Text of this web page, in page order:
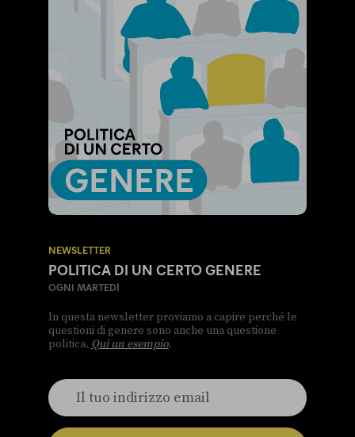
NEWSLETTER
POLITICA DI UN CERTO GENERE
OGNI MARTEDÌ
In questa newsletter proviamo a capire perché le
questioni di genere sono anche una questione
politica. Qui un esempio.